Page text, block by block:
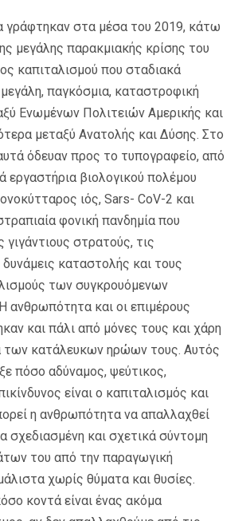
γράφτηκαν στα μέσα του 2019, κάτω
μεγάλης παρακμιακής κρίσης του
καπιταλισμού που σταδιακά
παγκόσμια, καταστροφική
Ενωμένων Πολιτειών Αμερικής και
μεταξύ Ανατολής και Δύσης. Στο
όδευαν προς το τυπογραφείο, από
εργαστήρια βιολογικού πολέμου
ιός, Sars- CoV-2 και
φονική πανδημία που
στρατούς, τις
καταστολής και τους
των συγκρουόμενων
ανθρωπότητα και οι επιμέρους
και πάλι από μόνες τους και χάρη
των κατάλευκων ηρώων τους. Αυτός
πόσο αδύναμος, ψεύτικος,
είναι ο καπιταλισμός και
η ανθρωπότητα να απαλλαχθεί
σχεδιασμένη και σχετικά σύντομη
του από την παραγωγική
χωρίς θύματα και θυσίες.
κοντά είναι ένας ακόμα